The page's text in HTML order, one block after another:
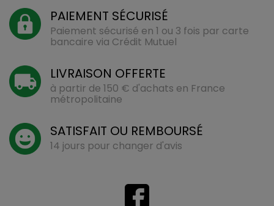
PAIEMENT SÉCURISÉ
Paiement sécurisé en 1 ou 3 fois par carte
bancaire via Crédit Mutuel
LIVRAISON OFFERTE
à partir de 150 € d'achats en France
métropolitaine
SATISFAIT OU REMBOURSÉ
14 jours pour changer d'avis